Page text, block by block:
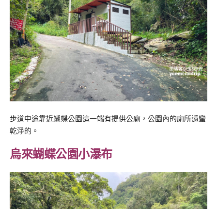
步道中途靠近蝴蝶公園這一端有提供公廁，公園內的廁所還蠻
乾淨的。
烏來蝴蝶公園小瀑布